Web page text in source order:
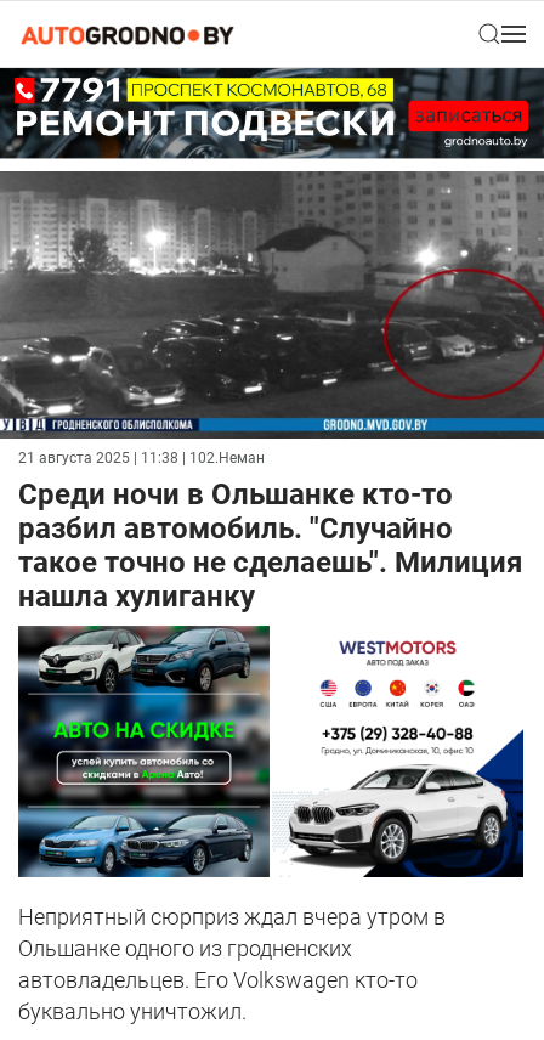
21 августа 2025 | 11:38 | 102.Неман
Среди ночи в Ольшанке кто-то
разбил автомобиль. "Случайно
такое точно не сделаешь". Милиция
нашла хулиганку
Неприятный сюрприз ждал вчера утром в
Ольшанке одного из гродненских
автовладельцев. Его Volkswagen кто-то
буквально уничтожил.